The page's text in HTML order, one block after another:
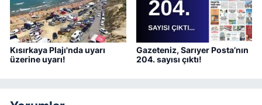
Kısırkaya Plajı'nda uyarı
üzerine uyarı!
Gazeteniz, Sarıyer Posta’nın
204. sayısı çıktı!